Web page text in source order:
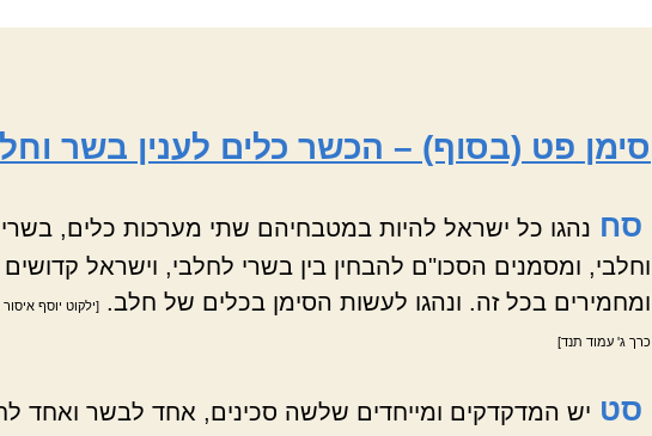
סימן פט (בסוף) – הכשר כלים לענין בשר
סח נהגו כל ישראל להיות במטבחיהם שתי מערכות כלים, בשרי
וחלבי, ומסמנים הסכו"ם להבחין בין בשרי לחלבי, וישראל
ומחמירים בכל זה. ונהגו לעשות הסימן בכלים של חלב. [ילקוט יוסף
כרך ג' עמוד תנד]
סט יש המדקדקים ומייחדים שלשה סכינים, אחד לבשר ואחד